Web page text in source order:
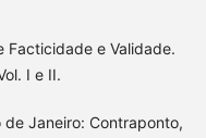
Facticidade e Validade.
I e II.
Janeiro: Contraponto,